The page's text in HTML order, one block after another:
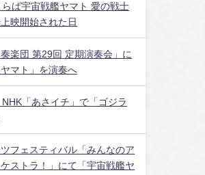
ば宇宙戦艦ヤマト 愛の戦士
映開始された日
奏楽団 第29回 定期演奏会」に
マト」を演奏へ
「あさイチ」で「ゴジラ
フェスティバル「みんなのア
ストラ！」にて「宇宙戦艦ヤ